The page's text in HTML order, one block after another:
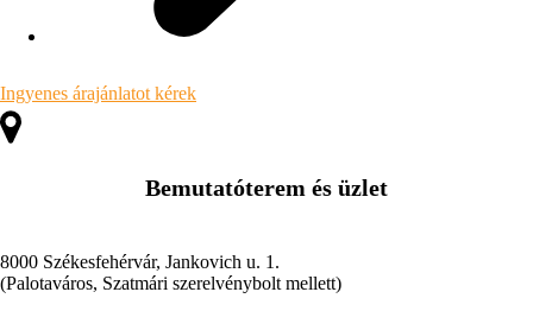
Ingyenes árajánlatot kérek
Bemutatóterem és üzlet
8000 Székesfehérvár, Jankovich u. 1.
(Palotaváros, Szatmári szerelvénybolt mellett)